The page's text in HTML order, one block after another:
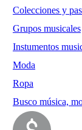
Colecciones y
Grupos musicales
Instumentos
Moda
Ropa
Busco música,